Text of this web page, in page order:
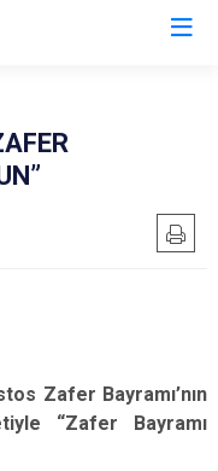
Zafer Bayramı’nın
“Zafer Bayramı